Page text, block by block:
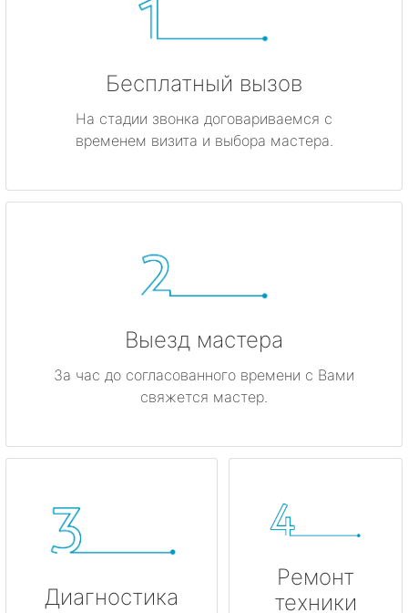
Бесплатный вызов
На стадии звонка договариваемся с
временем визита и выбора мастера.
Выезд мастера
За час до согласованного времени с Вами
свяжется мастер.
Диагностика
Ремонт
техники